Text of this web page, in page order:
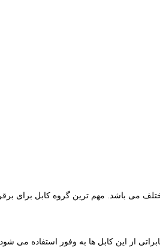
از این کابل ها به وفور استفاده می شود.